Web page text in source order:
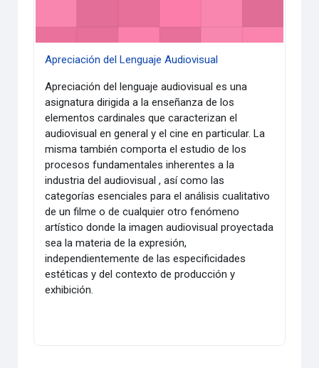
Apreciación del Lenguaje Audiovisual
Apreciación del lenguaje audiovisual es una
asignatura dirigida a la enseñanza de los
elementos cardinales que caracterizan el
audiovisual en general y el cine en particular. La
misma también comporta el estudio de los
procesos fundamentales inherentes a la
industria del audiovisual , así como las
categorías esenciales para el análisis cualitativo
de un filme o de cualquier otro fenómeno
artístico donde la imagen audiovisual proyectada
sea la materia de la expresión,
independientemente de las especificidades
estéticas y del contexto de producción y
exhibición.